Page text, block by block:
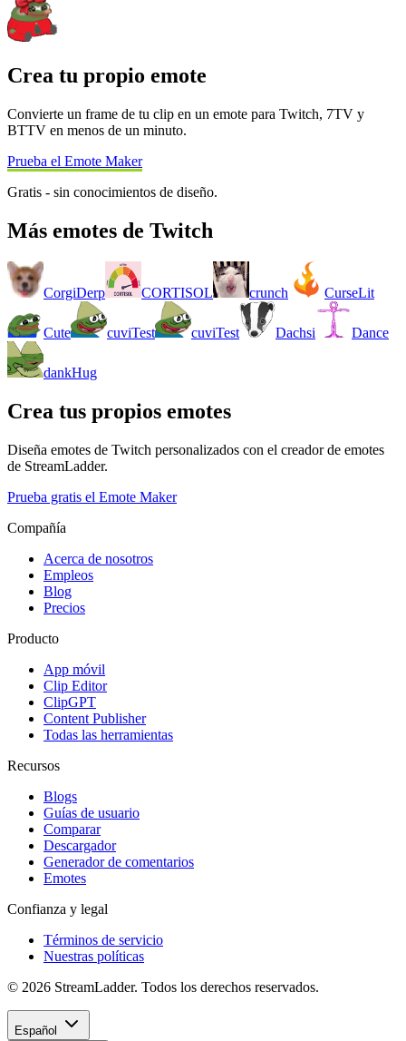
Crea tu propio emote
Convierte un frame de tu clip en un emote para Twitch, 7TV y
BTTV en menos de un minuto.
Prueba el Emote Maker
Gratis - sin conocimientos de diseño.
Más emotes de Twitch
CorgiDerp CORTISOL crunch CurseLit
Cute cuviTest cuviTest Dachsi Dance
dankHug
Crea tus propios emotes
Diseña emotes de Twitch personalizados con el creador de emotes
de StreamLadder.
Prueba gratis el Emote Maker
Compañía
Acerca de nosotros
Empleos
Blog
Precios
Producto
App móvil
Clip Editor
ClipGPT
Content Publisher
Todas las herramientas
Recursos
Blogs
Guías de usuario
Comparar
Descargador
Generador de comentarios
Emotes
Confianza y legal
Términos de servicio
Nuestras políticas
© 2026 StreamLadder. Todos los derechos reservados.
Español